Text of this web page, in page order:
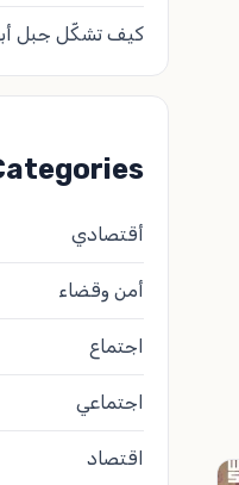
كيف تشكّل جبل
أقتصادي
أمن وقضاء
اجتماع
اجتماعي
اقتصاد